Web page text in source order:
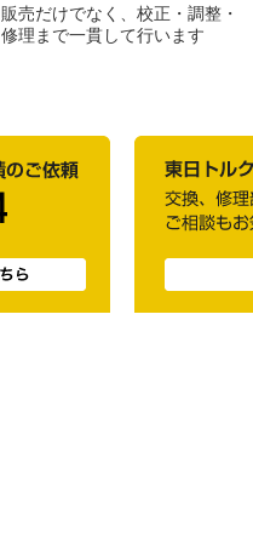
販売だけでなく、校正・調整・
修理まで一貫して行います